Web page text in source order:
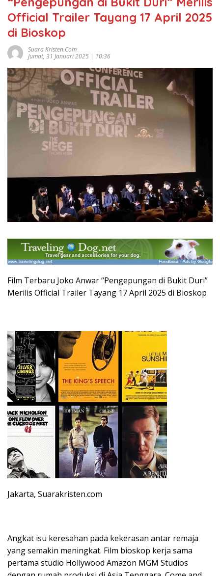
Official Trailer Tayang 17 April 2025
di Bioskop
Suara Kristen.com
Jumat, 31 Januari 2025 | 10:36
Film Terbaru Joko Anwar “Pengepungan di Bukit Duri”
Merilis Official Trailer Tayang 17 April 2025 di Bioskop
Jakarta, Suarakristen.com
Angkat isu keresahan pada kekerasan antar remaja
yang semakin meningkat. Film bioskop kerja sama
pertama studio Hollywood Amazon MGM Studios